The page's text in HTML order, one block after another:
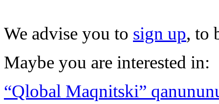
We advise you to sign up, to
Maybe you are interested in:
“Qlobal Maqnitski”